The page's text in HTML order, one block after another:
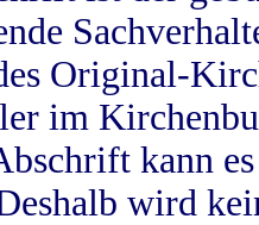
Original-
im
kann
wird